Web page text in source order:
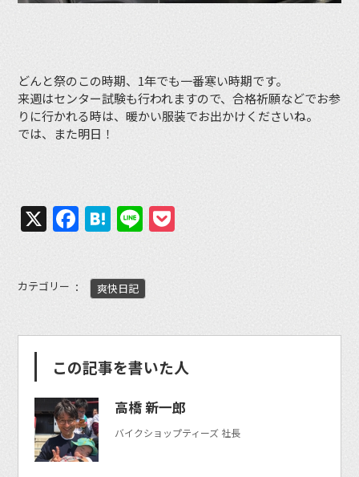
どんと祭のこの時期、1年でも一番寒い時期です。
来週はセンター試験も行われますので、合格祈願などでお参
りに行かれる時は、暖かい服装でお出かけくださいね。
では、また明日！
X Facebook
Hatena
Line
カテゴリー 爽快日記
この記事を書いた人
高橋 新一郎
バイクショップティーズ 社長